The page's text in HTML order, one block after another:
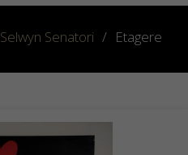
Selwyn Senatori / Etagere